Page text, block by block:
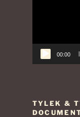
00:00
TYLEK &